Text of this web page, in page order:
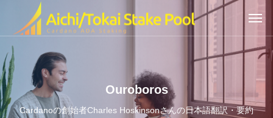
Ouroboros
Cardanoの創始者Charles Hoskinsonさんの日本語翻訳・要約